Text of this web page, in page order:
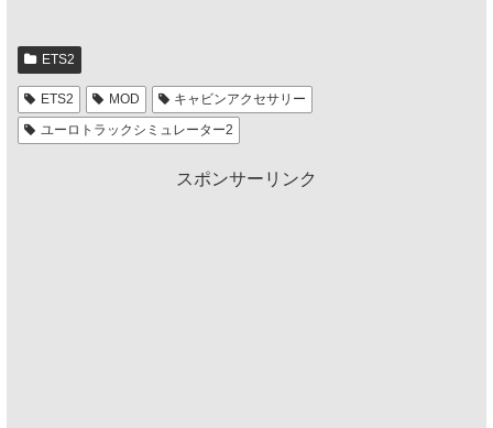
ETS2
ETS2 MOD
キャビンアクセサリー
ユーロトラックシミュレーター2
スポンサーリンク